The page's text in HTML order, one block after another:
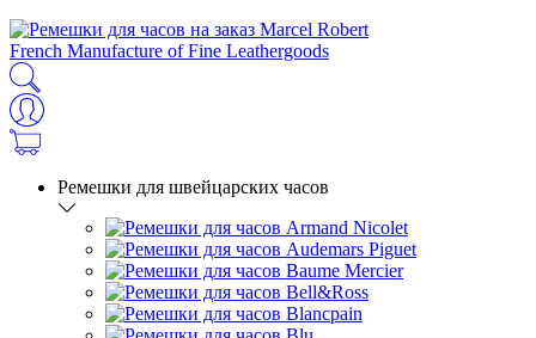
French Manufacture of Fine Leathergoods
Ремешки для швейцарских часов